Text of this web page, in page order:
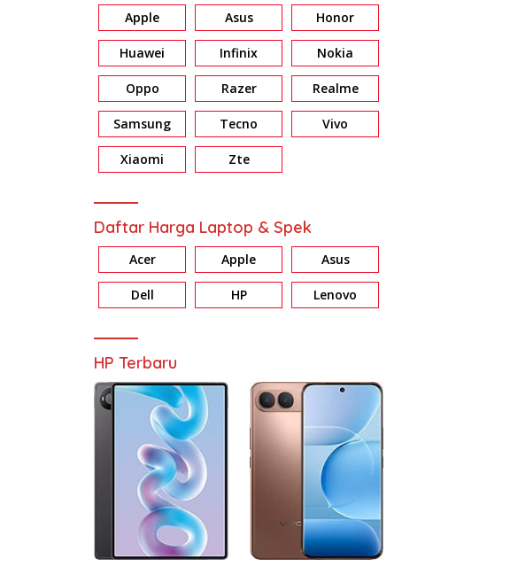
Apple Asus Honor
Huawei Infinix Nokia
Oppo Razer Realme
Samsung Tecno Vivo
Xiaomi Zte
Daftar Harga Laptop & Spek
Acer Apple Asus
Dell HP Lenovo
HP Terbaru